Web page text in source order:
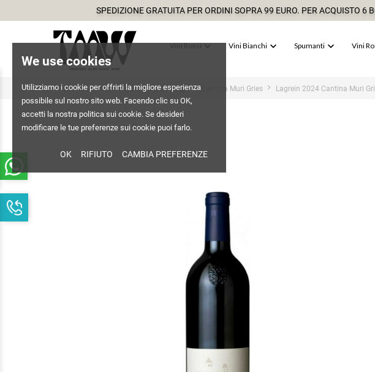
We use cookies
Utilizziamo i cookie per offrirti la migliore esperienza
possibile sul nostro sito web. Facendo clic su OK,
accetti la nostra politica sui cookie. Se desideri
modificare le tue preferenze sui cookie puoi farlo.
OK RIFIUTO CAMBIA PREFERENZE
SPEDIZIONE GRATUITA PER ORDINI SOPRA 99 EURO. PER ACQUISTO 6
Vini Rossi Vini Bianchi Spumanti Vini
Home Vini Rossi Cantine Rossi Alto Adige Cantina Muri Gries Lagrein 2024 Cantina Muri